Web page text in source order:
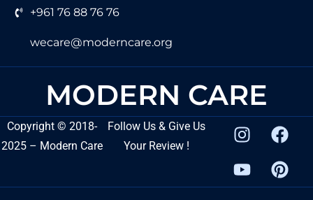
+961 76 88 76 76
wecare@moderncare.org
MODERN CARE
Copyright©2018-
2025 – Modern Care
Follow Us & Give Us
Your Review !